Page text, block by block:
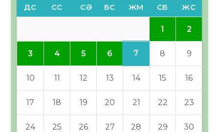
ДС СС СӘ БС ЖМ СБ ЖС
1 2
3 4 5 6 7 8 9
10 11 12 13 14 15 16
17 18 19 20 21 22 23
24 25 26 27 28 29 30